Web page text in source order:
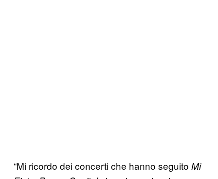
“Mi ricordo dei concerti che hanno seguito Mi